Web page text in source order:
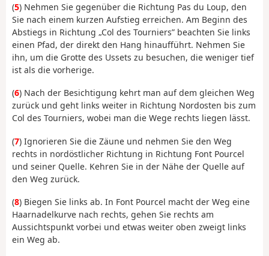
(5) Nehmen Sie gegenüber die Richtung Pas du Loup, den
Sie nach einem kurzen Aufstieg erreichen. Am Beginn des
Abstiegs in Richtung „Col des Tourniers” beachten Sie links
einen Pfad, der direkt den Hang hinaufführt. Nehmen Sie
ihn, um die Grotte des Ussets zu besuchen, die weniger tief
ist als die vorherige.
(6) Nach der Besichtigung kehrt man auf dem gleichen Weg
zurück und geht links weiter in Richtung Nordosten bis zum
Col des Tourniers, wobei man die Wege rechts liegen lässt.
(7) Ignorieren Sie die Zäune und nehmen Sie den Weg
rechts in nordöstlicher Richtung in Richtung Font Pourcel
und seiner Quelle. Kehren Sie in der Nähe der Quelle auf
den Weg zurück.
(8) Biegen Sie links ab. In Font Pourcel macht der Weg eine
Haarnadelkurve nach rechts, gehen Sie rechts am
Aussichtspunkt vorbei und etwas weiter oben zweigt links
ein Weg ab.